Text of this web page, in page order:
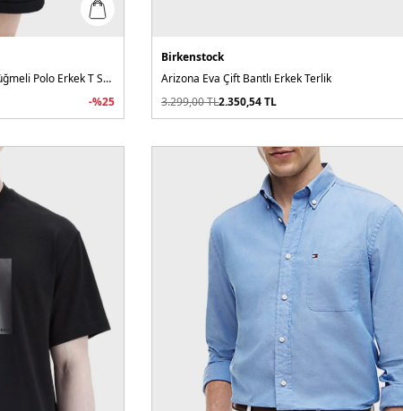
Logolu % 100 Pamuk Regular Fit Düğmeli Polo Erkek T Shirt
-%25
Birkenstock
Arizona Eva Çift Bantlı Erkek Terlik
3.299,00TL2.350,54TL